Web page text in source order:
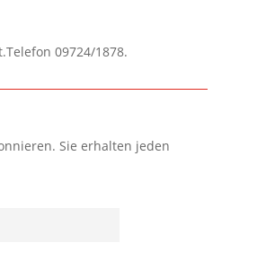
09724/1878.
Sie erhalten jeden